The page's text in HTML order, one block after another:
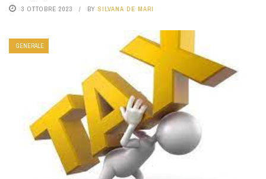
3 OTTOBRE 2023 BY SILVANA DE MARI
GENERALE